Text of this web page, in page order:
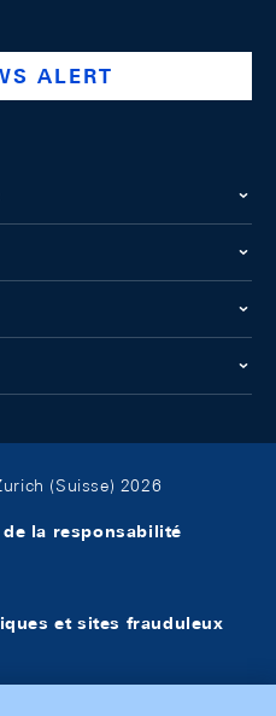
company/swiss-national-
@swissnationalbank
ALERT
(Suisse) 2026
la responsabilité
et sites frauduleux